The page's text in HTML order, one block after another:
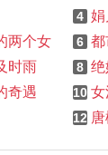
4
个女助理 6 都
时雨 8
奇遇 10
12